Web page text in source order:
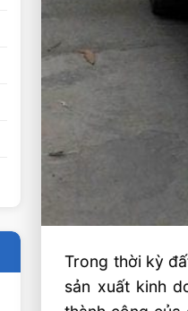
Trong thời kỳ
sản xuất kinh